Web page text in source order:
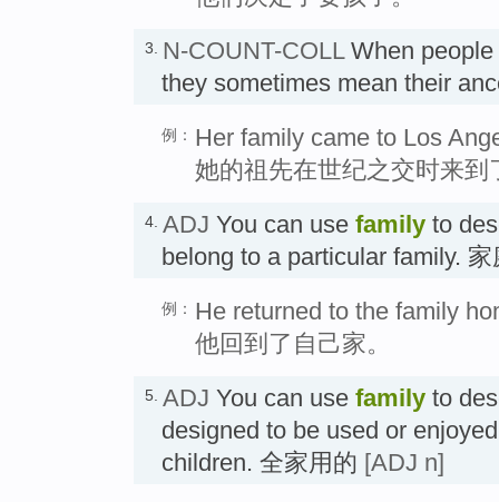
3. N-COUNT-COLLWhen
they sometimes mean their
例： Her family came to Los
她的祖先在世纪之交时来到
4. ADJ You can use family to
belong to a particular family.
例： He returned to the family
他回到了自己家。
5. ADJ You can use family to
designed to be used or
children. 全家用的 [ADJ n]